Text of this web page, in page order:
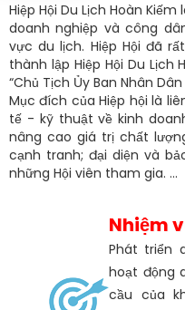
Hiệp Hội Du Lịch Hoàn
doanh nghiệp và công
vực du lịch. Hiệp Hội đã
thành lập Hiệp Hội Du Lịch
“Chủ Tịch Ủy Ban Nhân
Mục đích của Hiệp hội là
tế - kỹ thuật về kinh
nâng cao giá trị chất
cạnh tranh; đại diện và
những Hội viên tham gia. ...
Nhiệm
Phát triển
hoạt động
cầu của